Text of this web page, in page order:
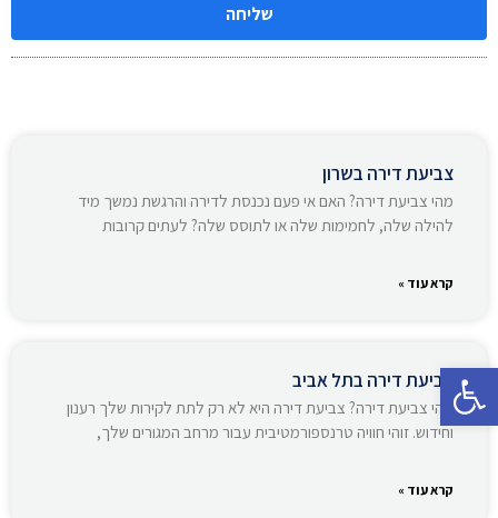
שליחה
צביעת דירה בשרון
מהי צביעת דירה? האם אי פעם נכנסת לדירה והרגשת נמשך מיד
להילה שלה, לחמימות שלה או לתוסס שלה? לעתים קרובות
קרא עוד »
צביעת דירה בתל אביב
מהי צביעת דירה? צביעת דירה היא לא רק לתת לקירות שלך רענון
וחידוש. זוהי חוויה טרנספורמטיבית עבור מרחב המגורים שלך,
קרא עוד »
פתח סרגל נגישות